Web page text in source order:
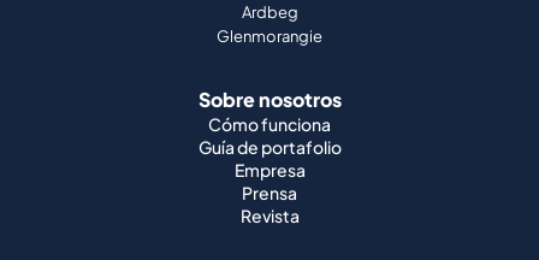
Ardbeg
Glenmorangie
Sobre nosotros
Cómo funciona
Guía de portafolio
Empresa
Prensa
Revista